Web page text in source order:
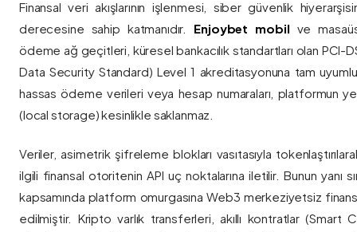
Finansal veri akışlarının işlenmesi, siber güvenlik
derecesine sahip katmanıdır. Enjoybet mobil ve
ödeme ağ geçitleri, küresel bankacılık standartları olan PCI-
Data Security Standard) Level 1 akreditasyonuna tam
hassas ödeme verileri veya hesap numaraları, platformun
(local storage) kesinlikle saklanmaz.
Veriler, asimetrik şifreleme blokları vasıtasıyla
ilgili finansal otoritenin API uç noktalarına iletilir. Bunun yanı
kapsamında platform omurgasına Web3 merkeziyetsiz
edilmiştir. Kripto varlık transferleri, akıllı kontratlar (Smart